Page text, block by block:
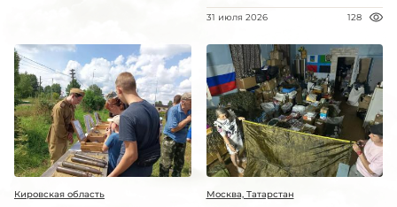
31 июля 2026 128
Кировская область Москва, Татарстан